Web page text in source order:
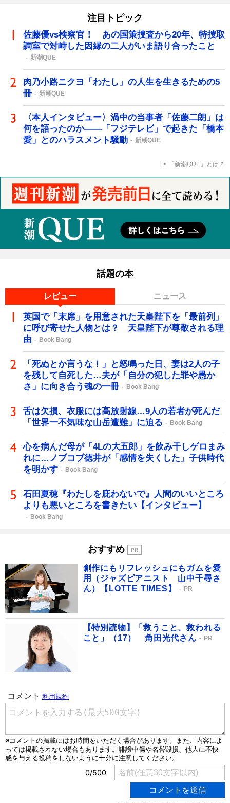
注目トピック
佐藤優vs検察官！ あの国策捜査から20年、特捜取
調室で対峙した因縁の二人がいま語り合ったこと
新潮QUE
肉乃小路ニクヨ「わたし」の人生を生きるための5
冊
新潮QUE
〈本人インタビュー〉渦中の当事者「佐藤二朗」は
何を語ったのか――「フジテレビ」で起きた「橋本
愛」とのハラスメント騒動
新潮QUE
「新潮QUE」とは？
話題の本
レビュー ニュース
英国で「末席」を用意された天皇陛下を「最前列」
に呼び寄せた人物とは？ 天皇陛下が尊敬される理
由
Book Bang
「死ぬとか言うな！」と怒鳴った日、妻は2人の子
を残して自死した…夫が「自分の犯した罪や愚か
さ」に向き合う魂の一冊
Book Bang
舌は欠損、衣服には高放射線…9人の若者が死んだ
「世界一不気味な山岳遭難」に迫る
Book Bang
心を病んだ母が「4Lの大五郎」を飲み干しゲロまみ
れに…ノブコブ徳井が「感情を失くした」子供時代
を明かす
Book Bang
石田夏穂『わたしを庇わないで』人間のいいところ
よりも悪いところを書きたい【インタビュー】
Book Bang
おすすめ
創作にもリフレッシュにもガムを愛
用（ジャズピアニスト 山中千尋さ
ん）【LOTTE TIMES】
PR
【特別読物】「救うこと、救われる
こと」（17） 角田光代さん
PR